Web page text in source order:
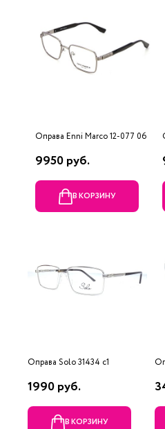
Оправа Enni Marco 12-077 06
9950 руб.
В КОРЗИНУ
Оправа Solo 31434 c1
1990 руб.
В КОРЗИНУ